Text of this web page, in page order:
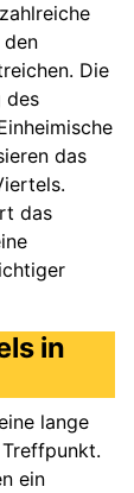
den
Die
des
das
das
in
lange
ein